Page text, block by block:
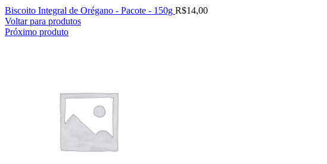
Biscoito Integral de Orégano - Pacote - 150g R$14,00
Voltar para produtos
Próximo produto